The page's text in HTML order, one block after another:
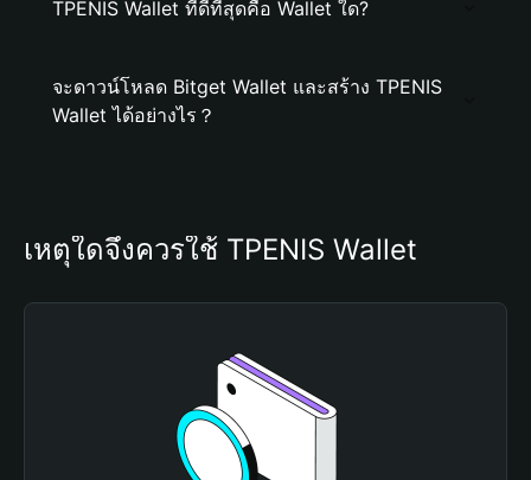
TPENIS Wallet ที่ดีที่สุดคือ Wallet ใด?
จะดาวน์โหลด Bitget Wallet และสร้าง TPENIS
Wallet ได้อย่างไร？
เหตุใดจึงควรใช้ TPENIS Wallet